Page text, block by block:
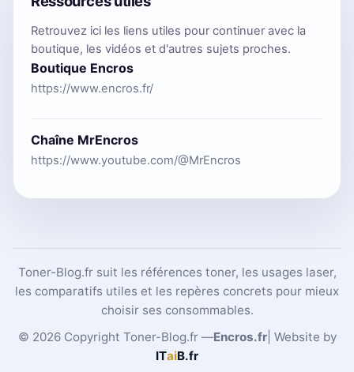
Retrouvez ici les liens utiles pour continuer avec la
boutique, les vidéos et d'autres sujets proches.
Boutique Encros
https://www.encros.fr/
Chaîne MrEncros
https://www.youtube.com/@MrEncros
Toner-Blog.fr suit les références toner, les usages laser,
les comparatifs utiles et les repères concrets pour mieux
choisir ses consommables.
© 2026 Copyright Toner-Blog.fr —Encros.fr| Website by
ITaiB.fr